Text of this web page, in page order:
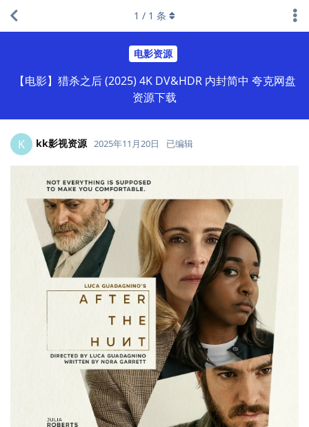
电影资源
【电影】猎杀之后 (2025) 4K DV&HDR 内封简中 夸克网盘
资源下载
1 / 1 条
K kk影视资源 2025年11月20日 已编辑